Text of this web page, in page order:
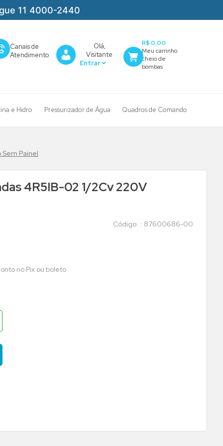
11 4000-2440
Canais de
Atendimento
Olá,
Visitante
R$ 0,00
e Hidro Pressurizador de Água Quadros de Comando
Painel
4R5IB-02 1/2Cv 220V
: 87600686-00
no Pix ou boleto